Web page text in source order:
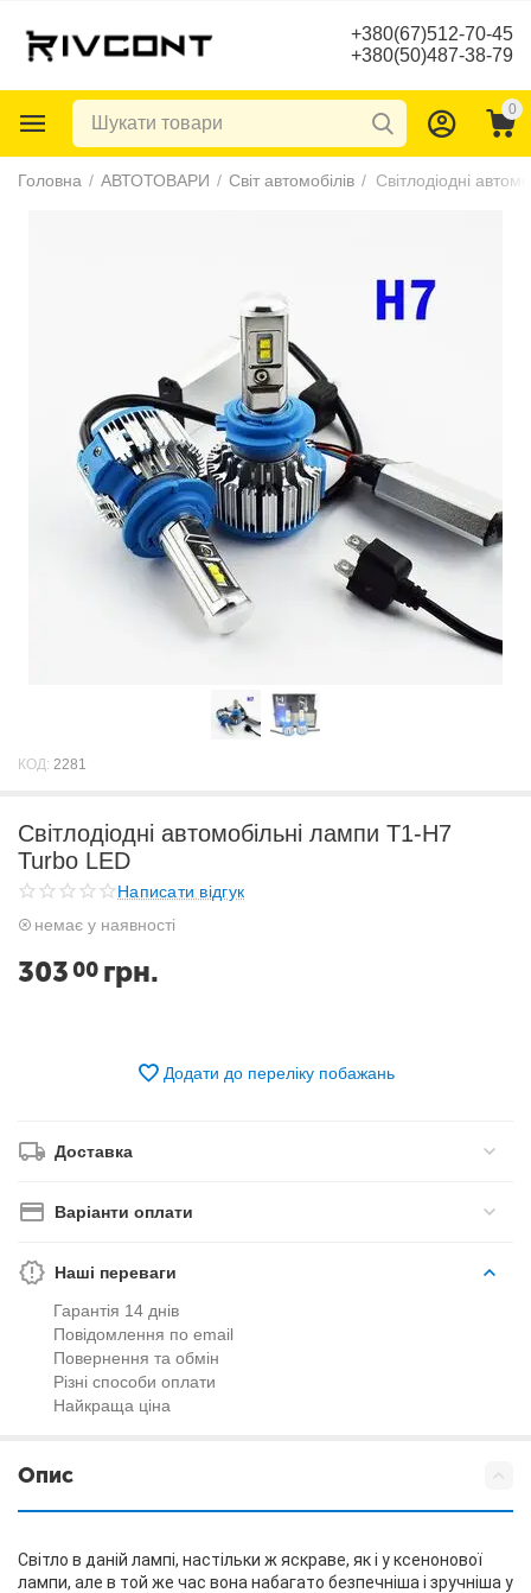
+380(67)512-70-45
+380(50)487-38-79
0
Головна / АВТОТОВАРИ / Світ автомобілів /
КОД: 2281
Світлодіодні автомобільні лампи T1-H7
Turbo LED
Написати відгук
немає у наявності
303 00 грн.
Додати до переліку побажань
Доставка
Варіанти оплати
Наші переваги
Гарантія 14 днів
Повідомлення по email
Повернення та обмін
Різні способи оплати
Найкраща ціна
Опис
Світло в даній лампі, настільки ж яскраве, як і у ксенонової
лампи, але в той же час вона набагато безпечніша і зручніша у